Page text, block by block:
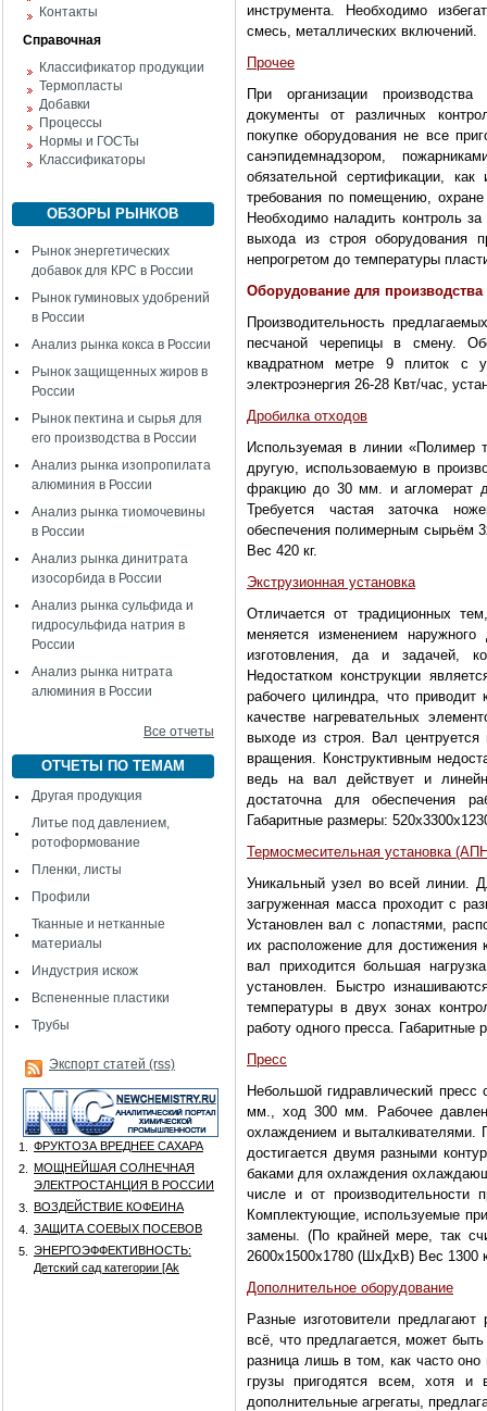
Контакты
Справочная
Классификатор продукции
Термопласты
Добавки
Процессы
Нормы и ГОСТы
Классификаторы
ОБЗОРЫ РЫНКОВ
Рынок энергетических
добавок для КРС в России
Рынок гуминовых удобрений
в России
Анализ рынка кокса в России
Рынок защищенных жиров в
России
Рынок пектина и сырья для
его производства в России
Анализ рынка изопропилата
алюминия в России
Анализ рынка тиомочевины
в России
Анализ рынка динитрата
изосорбида в России
Анализ рынка сульфида и
гидросульфида натрия в
России
Анализ рынка нитрата
алюминия в России
Все отчеты
ОТЧЕТЫ ПО ТЕМАМ
Другая продукция
Литье под давлением,
ротоформование
Пленки, листы
Профили
Тканные и нетканные
материалы
Индустрия искож
Вспененные пластики
Трубы
Экспорт статей (rss)
1.
ФРУКТОЗА ВРЕДНЕЕ САХАРА
2.
МОЩНЕЙШАЯ СОЛНЕЧНАЯ
ЭЛЕКТРОСТАНЦИЯ В РОССИИ
3.
ВОЗДЕЙСТВИЕ КОФЕИНА
4.
ЗАЩИТА СОЕВЫХ ПОСЕВОВ
5.
ЭНЕРГОЭФФЕКТИВНОСТЬ:
Детский сад категории [Аk
инструмента. Необходимо
смесь, металлических включений.
Прочее
При организации
документы от различных
покупке оборудования не все
санэпидемнадзором,
обязательной сертификации,
требования по помещению,
Необходимо наладить контроль
выхода из строя оборудования
непрогретом до температуры
Оборудование для
Производительность
песчаной черепицы в смену.
квадратном метре 9 плиток с
электроэнергия 26-28 Квт/час,
Дробилка отходов
Используемая в линии «Полимер
другую, использоваемую в
фракцию до 30 мм. и агломерат
Требуется частая заточка
обеспечения полимерным сырьём
Вес 420 кг.
Экструзионная установка
Отличается от традиционных
меняется изменением
изготовления, да и задачей,
Недостатком конструкции
рабочего цилиндра, что
качестве нагревательных
выходе из строя. Вал
вращения. Конструктивным
ведь на вал действует и
достаточна для обеспечения
Габаритные размеры:
Термосмесительная установка
Уникальный узел во всей линии.
загруженная масса проходит с
Установлен вал с лопастями,
их расположение для достижения
вал приходится большая
установлен. Быстро
температуры в двух зонах
работу одного пресса.
Пресс
Небольшой гидравлический
мм., ход 300 мм. Рабочее
охлаждением и выталкивателями.
достигается двумя разными
баками для охлаждения
числе и от производительности
Комплектующие, используемые
замены. (По крайней мере, так
2600х1500х1780 (ШхДхВ) Вес 1300
Дополнительное оборудование
Разные изготовители
всё, что предлагается, может
разница лишь в том, как часто
грузы пригодятся всем, хотя
дополнительные агрегаты,